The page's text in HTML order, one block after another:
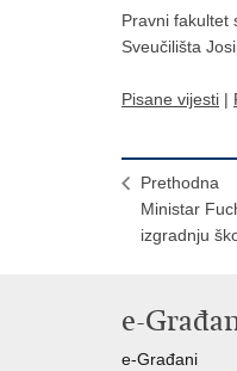
Pravni fakultet
Sveučilišta
Pisane vijesti |
Prethodna
Ministar
izgradnju
e-
e-Građani